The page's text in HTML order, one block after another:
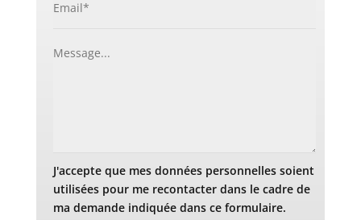
J'accepte que mes données personnelles soient
utilisées pour me recontacter dans le cadre de
ma demande indiquée dans ce formulaire.